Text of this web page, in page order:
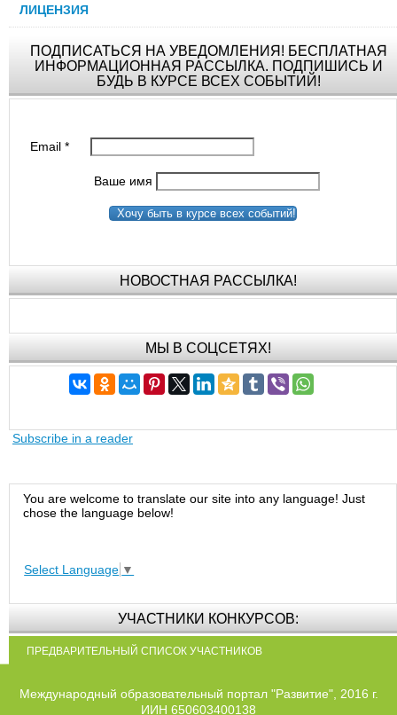
ЛИЦЕНЗИЯ
ПОДПИСАТЬСЯ НА УВЕДОМЛЕНИЯ! БЕСПЛАТНАЯ
ИНФОРМАЦИОННАЯ РАССЫЛКА. ПОДПИШИСЬ И
БУДЬ В КУРСЕ ВСЕХ СОБЫТИЙ!
Email*
Ваше имя
Хочу быть в курсе всех событий!
НОВОСТНАЯ РАССЫЛКА!
МЫ В СОЦСЕТЯХ!
Subscribe in a reader
You are welcome to translate our site into any language! Just
chose the language below!
Select Language ▼
УЧАСТНИКИ КОНКУРСОВ:
ПРЕДВАРИТЕЛЬНЫЙ СПИСОК УЧАСТНИКОВ
Международный образовательный портал "Развитие", 2016 г.
ИИН 650603400138